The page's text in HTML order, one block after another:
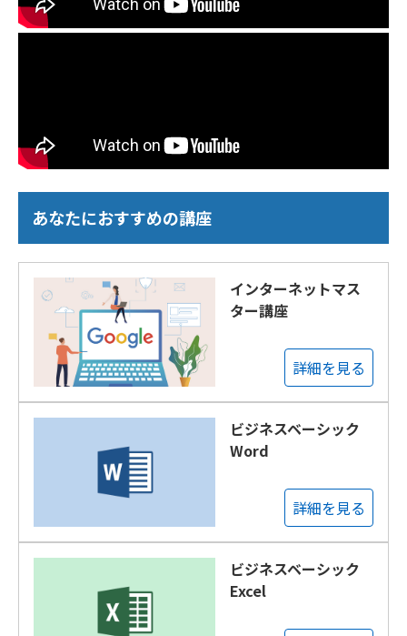
あなたにおすすめの講座
インターネットマス
ター講座
詳細を見る
ビジネスベーシック
Word
詳細を見る
ビジネスベーシック
Excel